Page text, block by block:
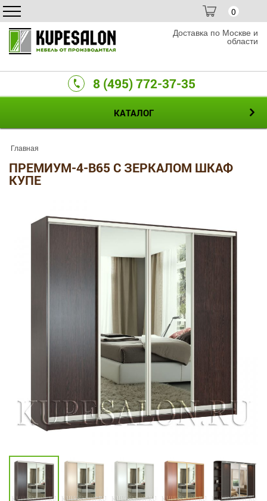
0
Доставка по Москве и
области
8 (495) 772-37-35
КАТАЛОГ
Главная
ПРЕМИУМ-4-B65 С ЗЕРКАЛОМ ШКАФ
КУПЕ